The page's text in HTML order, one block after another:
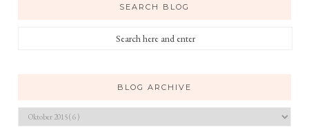
SEARCH BLOG
BLOG ARCHIVE